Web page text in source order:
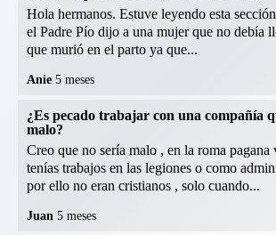
Hola hermanos. Estuve leyendo esta
el Padre Pío dijo a una mujer que no debía
que murió en el parto ya que...
Anie 5 meses
¿Es pecado trabajar con una compañía
malo?
Creo que no sería malo , en la roma pagana
tenías trabajos en las legiones o como
por ello no eran cristianos , solo cuando...
Juan 5 meses